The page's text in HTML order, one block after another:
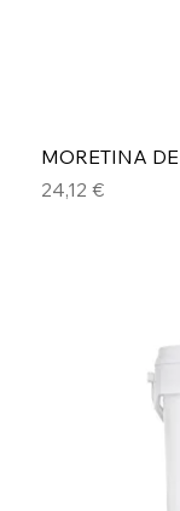
MORETINA
Precio
24,12 €